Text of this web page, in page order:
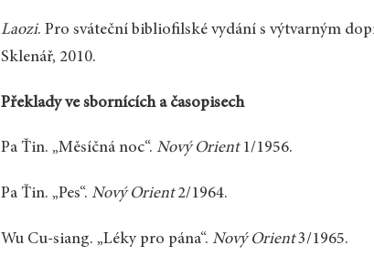
Laozi. Pro sváteční bibliofilské vydání s výtvarným
Sklenář, 2010.
Překlady ve sbornících a časopisech
Pa Ťin. „Měsíčná noc“.Nový Orient1/1956.
Pa Ťin. „Pes“.Nový Orient2/1964.
Wu Cu-siang. „Léky pro pána“.Nový Orient3/1965.